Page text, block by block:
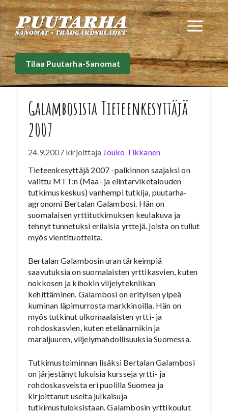
Siirry
sisältöön
Tilaa Puutarha-Sanomat
Galambosista Tieteenkesyttäjä
2007
24.9.2007 kirjoittaja Jouko Tikkanen
Tieteenkesyttäjä 2007 -palkinnon saajaksi on
valittu MTT:n (Maa- ja elintarviketalouden
tutkimuskeskus) vanhempi tutkija, puutarha-
agronomi Bertalan Galambosi. Hän on
suomalaisen yrttitutkimuksen keulakuva ja
tehnyt tunnetuksi erilaisia yrttejä, joista on tullut
myös vientituotteita.
Bertalan Galambosin uran tärkeimpiä
saavutuksia on suomalaisten yrttikasvien, kuten
nokkosen ja kihokin viljelytekniikan
kehittäminen. Galambosi on erityisen ylpeä
kuminan läpimurrosta markkinoilla. Hän on
myös tutkinut ulkomaalaisten yrtti- ja
rohdoskasvien, kuten etelänarnikin ja
maraljuuren, viljelymahdollisuuksia Suomessa.
Tutkimustoiminnan lisäksi Bertalan Galambosi
on järjestänyt lukuisia kursseja yrtti- ja
rohdoskasveista eri puolilla Suomea ja
kirjoittanut useita julkaisuja
tutkimustuloksistaan. Galambosin yrttikoulut